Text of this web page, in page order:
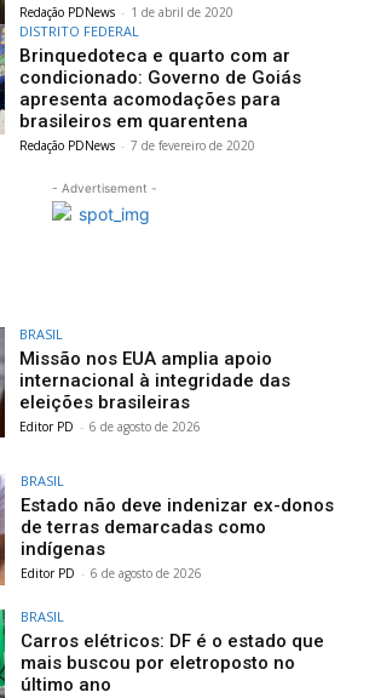
Redação PDNews - 1 de abril de 2020
DISTRITO FEDERAL
Brinquedoteca e quarto com ar
condicionado: Governo de Goiás
apresenta acomodações para
brasileiros em quarentena
Redação PDNews - 7 de fevereiro de 2020
- Advertisement -
BRASIL
Missão nos EUA amplia apoio
internacional à integridade das
eleições brasileiras
Editor PD - 6 de agosto de 2026
BRASIL
Estado não deve indenizar ex-donos
de terras demarcadas como
indígenas
Editor PD - 6 de agosto de 2026
BRASIL
Carros elétricos: DF é o estado que
mais buscou por eletroposto no
último ano